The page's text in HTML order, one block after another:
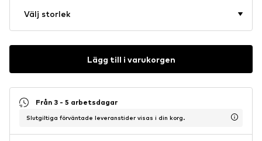
Välj storlek
Lägg till i varukorgen
Från 3 - 5 arbetsdagar
Slutgiltiga förväntade leveranstider visas i din korg.